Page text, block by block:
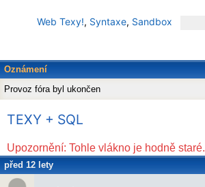
Web Texy!, Syntaxe, Sandbox
Oznámení
Provoz fóra byl ukončen
TEXY + SQL
Upozornění: Tohle vlákno je hodně staré.
před 12 lety